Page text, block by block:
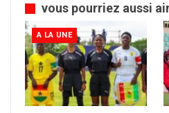
vous pourriez aussi
A LA UNE